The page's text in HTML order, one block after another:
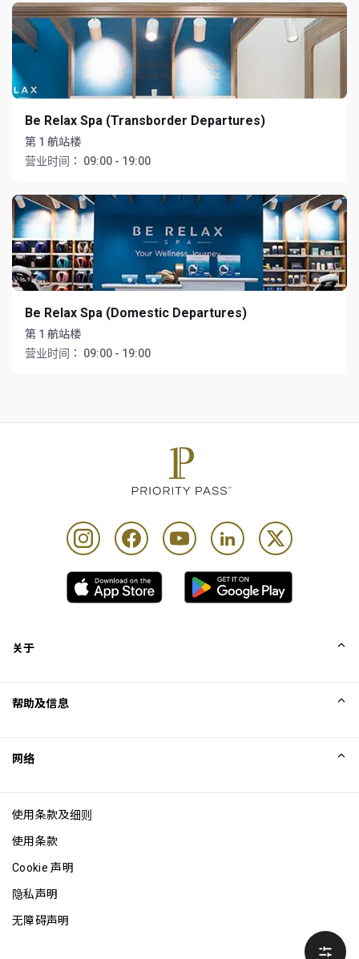
Be Relax Spa (Transborder Departures)
第 1 航站楼
营业时间：
09:00 - 19:00
Be Relax Spa (Domestic Departures)
第 1 航站楼
营业时间：
09:00 - 19:00
关于
Excellence Awards
博客
帮助及信息
网络
使用条款及细则
使用条款
Cookie 声明
隐私声明
无障碍声明